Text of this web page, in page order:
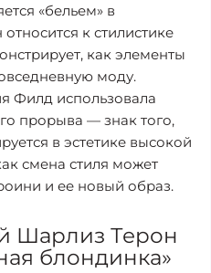
«бельем» в
к стилистике
как элементы
моду.
Филд использовала
прорыва — знак того,
в эстетике высокой
смена стиля может
и ее новый образ.
Шарлиз Терон
блондинка»